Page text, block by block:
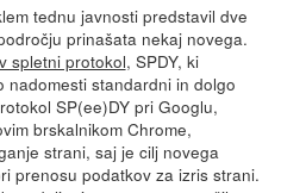
tednu javnosti predstavil dve
prinašata nekaj novega.
spletni protokol, SPDY, ki
nadomesti standardni in dolgo
SP(ee)DY pri Googlu,
brskalnikom Chrome,
strani, saj je cilj novega
prenosu podatkov za izris strani.